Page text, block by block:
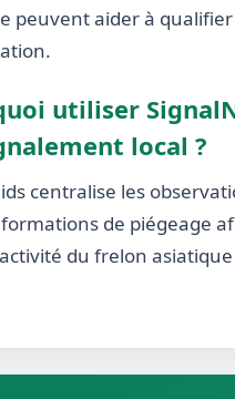
peuvent aider à qualifier
utiliser
local ?
centralise les
de piégeage
du frelon asiatique